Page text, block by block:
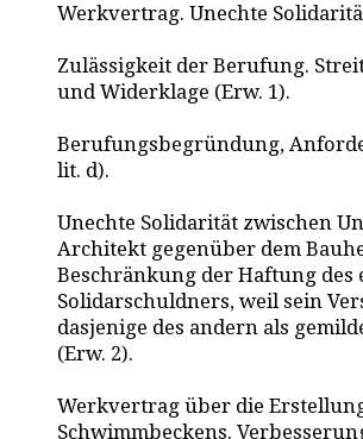
Werkvertrag. Unechte
Zulässigkeit der Berufung.
und Widerklage (Erw. 1).
Berufungsbegründung,
lit. d).
Unechte Solidarität zwischen
Architekt gegenüber dem
Beschränkung der Haftung des
Solidarschuldners, weil sein
dasjenige des andern als
(Erw. 2).
Werkvertrag über die
Schwimmbeckens.